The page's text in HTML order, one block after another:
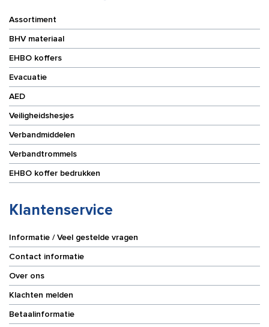
Assortiment
BHV materiaal
EHBO koffers
Evacuatie
AED
Veiligheidshesjes
Verbandmiddelen
Verbandtrommels
EHBO koffer bedrukken
Klantenservice
Informatie / Veel gestelde vragen
Contact informatie
Over ons
Klachten melden
Betaalinformatie